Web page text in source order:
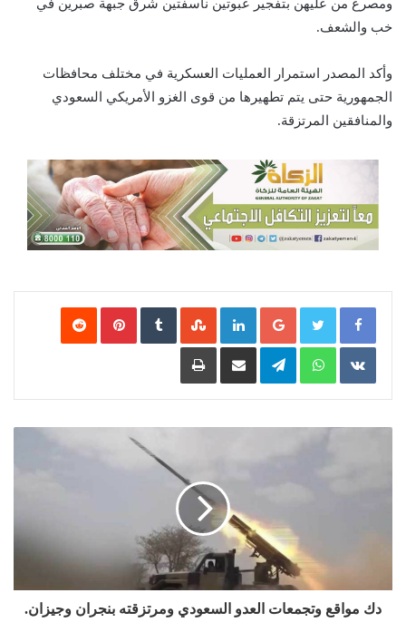
ومصرع من عليهن بتفجير عبوتين ناسفتين شرق جبهة صبرين في
خب والشعف.
وأكد المصدر استمرار العمليات العسكرية في مختلف محافظات
الجمهورية حتى يتم تطهيرها من قوى الغزو الأمريكي السعودي
والمنافقين المرتزقة.
Google+
LinkedIn
‏StumbleUpon
‏VKontakte
WhatsApp
Telegram مشاركة عبر البريد طباعة
دك مواقع وتجمعات العدو السعودي ومرتزقته بنجران وجيزان.